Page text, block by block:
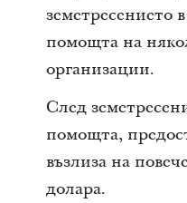
земетресението
помощта на
организации.
След
помощта,
възлиза на
долара.